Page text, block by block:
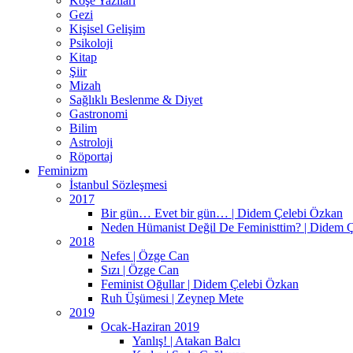
Gezi
Kişisel Gelişim
Psikoloji
Kitap
Şiir
Mizah
Sağlıklı Beslenme & Diyet
Gastronomi
Bilim
Astroloji
Röportaj
Feminizm
İstanbul Sözleşmesi
2017
Bir gün… Evet bir gün… | Didem Çelebi Özkan
Neden Hümanist Değil De Feministtim? | Didem
2018
Nefes | Özge Can
Sızı | Özge Can
Feminist Oğullar | Didem Çelebi Özkan
Ruh Üşümesi | Zeynep Mete
2019
Ocak-Haziran 2019
Yanlış! | Atakan Balcı